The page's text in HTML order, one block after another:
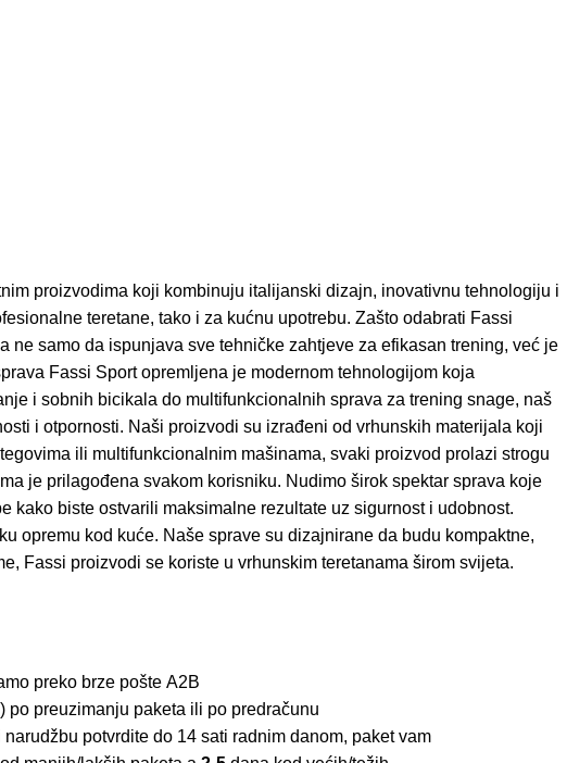
proizvodima koji kombinuju italijanski dizajn, inovativnu tehnologiju i
teretane, tako i za kućnu upotrebu. Zašto odabrati Fassi
samo da ispunjava sve tehničke zahtjeve za efikasan trening, već je
Fassi Sport opremljena je modernom tehnologijom koja
i sobnih bicikala do multifunkcionalnih sprava za trening snage, naš
i otpornosti. Naši proizvodi su izrađeni od vrhunskih materijala koji
ili multifunkcionalnim mašinama, svaki proizvod prolazi strogu
je prilagođena svakom korisniku. Nudimo širok spektar sprava koje
biste ostvarili maksimalne rezultate uz sigurnost i udobnost.
opremu kod kuće. Naše sprave su dizajnirane da budu kompaktne,
Fassi proizvodi se koriste u vrhunskim teretanama širom svijeta.
preko brze pošte A2B
po preuzimanju paketa ili po predračunu
potvrdite do 14 sati radnim danom, paket vam